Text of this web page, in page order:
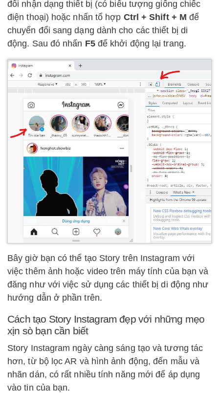
đổi nhận dạng thiết bị (có biểu tượng giống chiếc
điện thoại) hoặc nhấn tổ hợp Ctrl + Shift + M để
chuyển đổi sang dạng dành cho các thiết bị di
động. Sau đó nhấn F5để khởi động lại trang.
Bây giờ bạn có thể tạo Story trên Instagram với
việc thêm ảnh hoặc video trên máy tính của bạn và
đăng như với việc sử dụng các thiết bị di động như
hướng dẫn ở phần trên.
Cách tạo Story Instagram đẹp với những mẹo
xịn sò bạn cần biết
Story Instagram ngày càng sáng tạo và tương tác
hơn, từ bộ lọc AR và hình ảnh động, đến mẫu và
nhãn dán, có rất nhiều tính năng mới để áp dụng
vào tin của bạn.